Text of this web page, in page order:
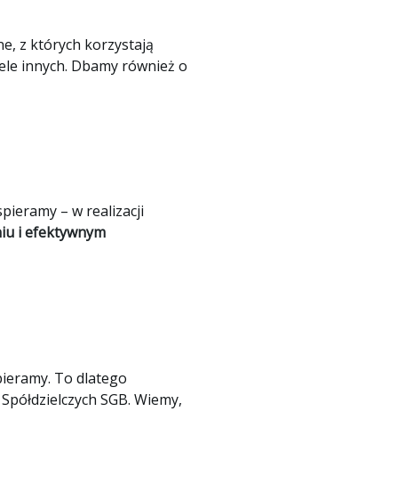
z których korzystają
innych. Dbamy również o
– w realizacji
i efektywnym
To dlatego
SGB. Wiemy,